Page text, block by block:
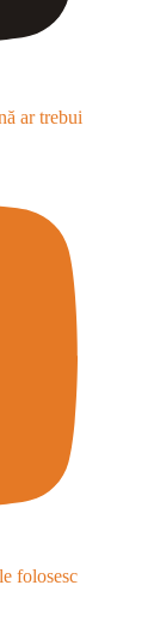
ar trebui
folosesc